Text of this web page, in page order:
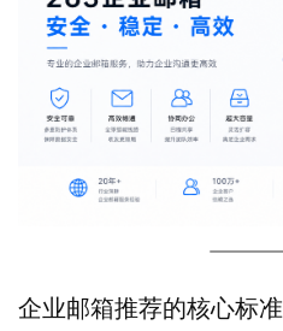
企业邮箱推荐的核心标准